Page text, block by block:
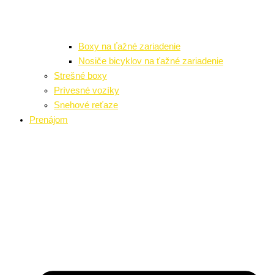
Boxy na ťažné zariadenie
Nosiče bicyklov na ťažné zariadenie
Strešné boxy
Prívesné vozíky
Snehové reťaze
Prenájom